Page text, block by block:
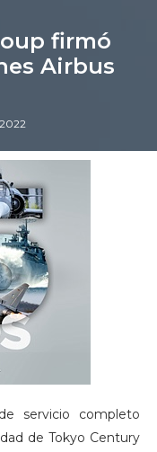
firmó
Airbus
servicio completo
de Tokyo Century